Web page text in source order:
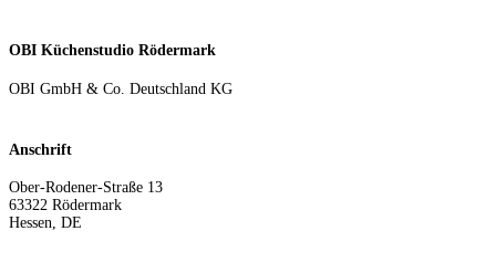
OBI Küchenstudio Rödermark
OBI GmbH & Co. Deutschland KG
Anschrift
Ober-Rodener-Straße 13
63322 Rödermark
Hessen, DE